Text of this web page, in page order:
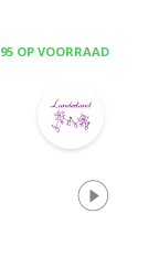
95 OP VOORRAAD